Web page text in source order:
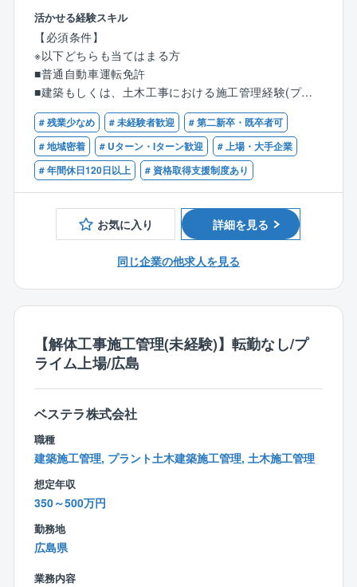
＜資格手当充実＞
⇒1級建築施工管理技士、1級土木施工管理技士、技術
士（建設）の資格をお持ちの方は、年間最大60万円の
手当がございます。
業務上必要な資格であれば、取得のかかる受講料や講
習料は、会社が全額負担します。
■やりがい
⇒解体では区画ごとではなく、1つの工事を丸ごと請負
うほか、解体工法に決まりはありません。そのため、
事例を参考にしつつも、どのように工事を進めるか0か
ら考えたり、自身の意見が反映されやすかったりと自
由度の高さが特徴です。
また、大手プラントメーカーからの元受け工事が多
く、対象建築物も大小/種類様々。脱炭素の要求が進む
中で新たな解体工法を採用したりと突き詰めがいもあ
ります。業績好調につき積極増員中のため、マネジメ
ントのポストも目指していただきやすい環境です。
⇒OJT中心でノウハウをお伝えします。同社は中途社
学べる環境がございます。
【同社の手当の特徴】
＜出張手当は年最大100万円＞
⇒年に半年～1年程度出張した場合、約50～100万円の
手当を支給。家庭の事情などで「出張が多いのは厳し
い…」という方には出張の少ない働き方も対応してい
ます。
＜資格手当充実＞
⇒1級建築施工管理技士、1級土木施工管理技士、技術
士（建設）の資格をお持ちの方は、年間最大60万円の
手当がございます。
業務上必要な資格であれば、取得のかかる受講料や講
【業務内容】
■現場監督業務/廃棄物処理又はスクラップ等の処分
■工事の事前調査
■施工計画作成
■どんなやり方で解体するか打ち合わせ
■CADを使用し計画を立案（デスクワーク）
■プラント関係者と工事に関する打ち合わせ
■作業員や必要な資材を手配
■現場の進み具合をチェック
【入社後の流れ】
※ご経験に応じて入社後の流れは変動いたします。
〇最初の1～2週間は導入研修
知識や、官公庁とやりとりする書類についてなど、細
先輩の現場に補助として入り流れを習得。2～3年後に
は、ひとりで現場を取り仕切れるようになります。
【同社の解体工事業務の特徴】
■働きやすさ
⇒2017年に上場したため勤怠管理も徹底しており、残
業は平均30h程度。解体工事だと「資材発注がない」
「建造中、後の品質管理やフォローがない」「作成書
類が少ない」といった事情から、トラブルや事務作業
が少なく、それが残業や休日出勤の少なさに繋がって
います。
また、工期も1～3カ月ほどの短いものが多く、夜勤
境を目指しており、所得補償保険など福利厚生も充実
活かせる経験スキル
【必須条件】
※以下どちらも当てはまる方
■普通自動車運転免許
■建築もしくは、土木工事における施工管理経験(プラ
ント業界経験は問いません)
# 残業少なめ # 未経験者歓迎
# 第二新卒・既卒者可
# 地域密着
# Uターン・Iターン歓迎
# 上場・大手企業
# 年間休日120日以上
# 資格取得支援制度あり
お気に入り 詳細を見る
同じ企業の他求人を見る
【解体工事施工管理(未経験)】転勤なし/プ
ライム上場/広島
ベステラ株式会社
職種
建築施工管理, プラント土木建築施工管理, 土木施工管理
想定年収
350～500万円
勤務地
広島県
業務内容